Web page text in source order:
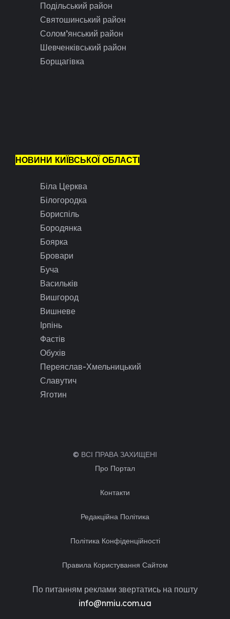
Подільський район
Святошинський район
Солом’янський район
Шевченківський район
Борщагівка
НОВИНИ КИЇВСЬКОЇ ОБЛАСТІ
Біла Церква
Білогородка
Бориспіль
Бородянка
Боярка
Бровари
Буча
Васильків
Вишгород
Вишневе
Ірпінь
Фастів
Обухів
Переяслав-Хмельницький
Славутич
Яготин
© ВСІ ПРАВА ЗАХИЩЕНІ
Про Портал
Контакти
Редакційна Політика
Політика Конфіденційності
Правила Користування Сайтом
По питанням реклами звертатись на пошту
info@nmiu.com.ua